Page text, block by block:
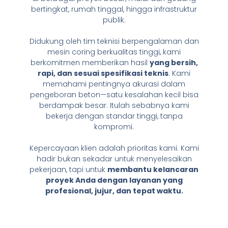
bertingkat, rumah tinggal, hingga infrastruktur
publik.
Didukung oleh tim teknisi berpengalaman dan
mesin coring berkualitas tinggi, kami
berkomitmen memberikan hasil yang bersih,
rapi, dan sesuai spesifikasi teknis. Kami
memahami pentingnya akurasi dalam
pengeboran beton—satu kesalahan kecil bisa
berdampak besar. Itulah sebabnya kami
bekerja dengan standar tinggi, tanpa
kompromi.
Kepercayaan klien adalah prioritas kami. Kami
hadir bukan sekadar untuk menyelesaikan
pekerjaan, tapi untuk membantu kelancaran
proyek Anda dengan layanan yang
profesional, jujur, dan tepat waktu.